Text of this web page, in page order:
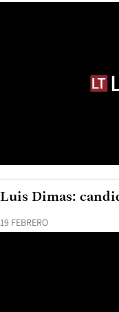
19 FEBRERO
Luis Dimas: